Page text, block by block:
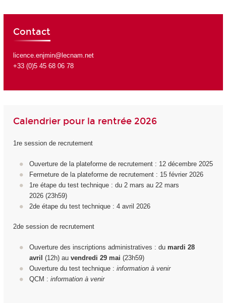
Contact
licence.enjmin@lecnam.net
+33 (0)5 45 68 06 78
Calendrier pour la rentrée 2026
1re session de recrutement
Ouverture de la plateforme de recrutement : 12 décembre 2025
Fermeture de la plateforme de recrutement : 15 février 2026
1 re étape du test technique : du 2 mars au 22 mars
2026 (23h59)
2de étape du test technique : 4 avril 2026
2de session de recrutement
Ouverture des inscriptions administratives : du mardi 28
avril (12h) au vendredi 29 mai (23h59)
Ouverture du test technique : information à venir
QCM : information à venir